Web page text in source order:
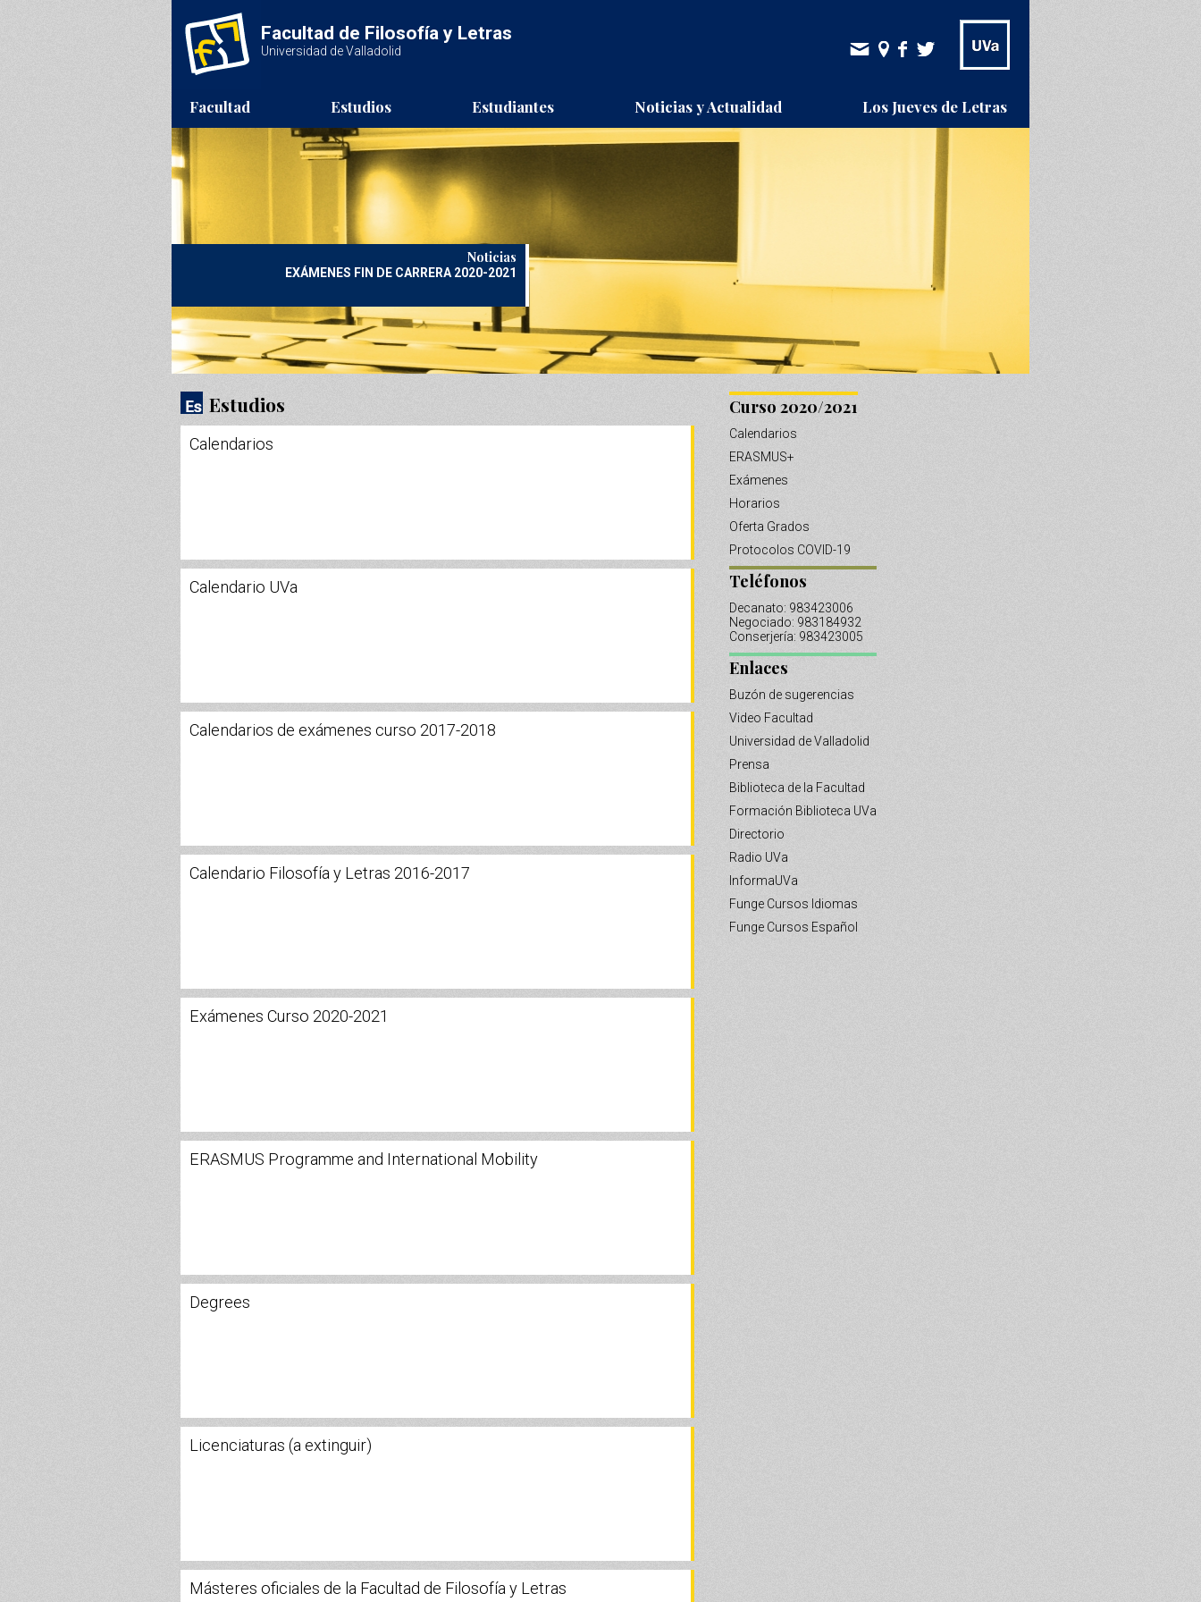
Facultad de Filosofía y Letras
Universidad de Valladolid
Facultad Estudios Estudiantes Noticias y Actualidad Los Jueves de Letras
Noticias
EXÁMENES FIN DE CARRERA 2020-2021
Noticias
PROTOCOLOS COVID-19
Estudios
Calendarios
Calendario UVa
Calendarios de exámenes curso 2017-2018
Calendario Filosofía y Letras 2016-2017
Exámenes Curso 2020-2021
ERASMUS Programme and International Mobility
Degrees
Licenciaturas (a extinguir)
Másteres oficiales de la Facultad de Filosofía y Letras
Curso 2020/2021
Calendarios
ERASMUS+
Exámenes
Horarios
Oferta Grados
Protocolos COVID-19
Teléfonos
Decanato: 983423006
Negociado: 983184932
Conserjería: 983423005
Enlaces
Buzón de sugerencias
Video Facultad
Universidad de Valladolid
Prensa
Biblioteca de la Facultad
Formación Biblioteca UVa
Directorio
Radio UVa
InformaUVa
Funge Cursos Idiomas
Funge Cursos Español